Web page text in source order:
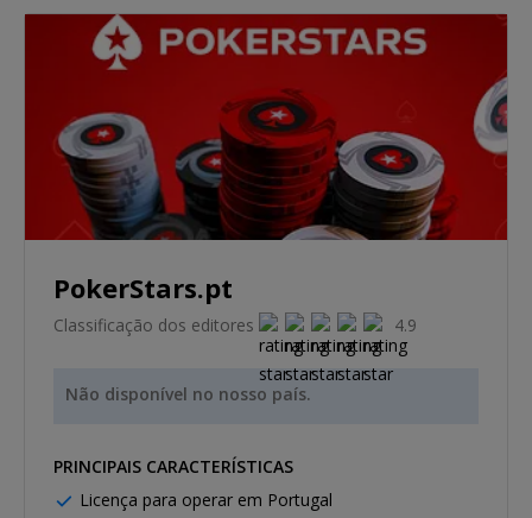
PokerStars.pt
Classificação dos editores 4.9
Não disponível no nosso país.
PRINCIPAIS CARACTERÍSTICAS
Licença para operar em Portugal